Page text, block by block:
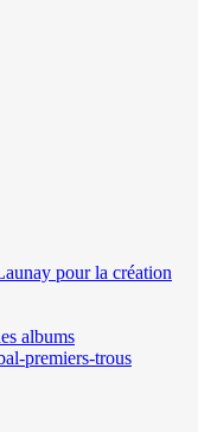
pour la création
albums
premiers-trous